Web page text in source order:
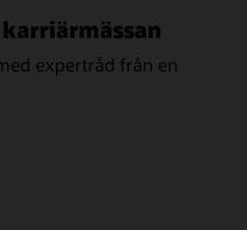
karriärklyfta
expertråd från en